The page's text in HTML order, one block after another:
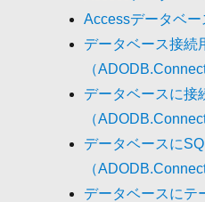
Accessデータベ
データベース接続
（
データベースに接
（
データベースに
（
データベースにテ